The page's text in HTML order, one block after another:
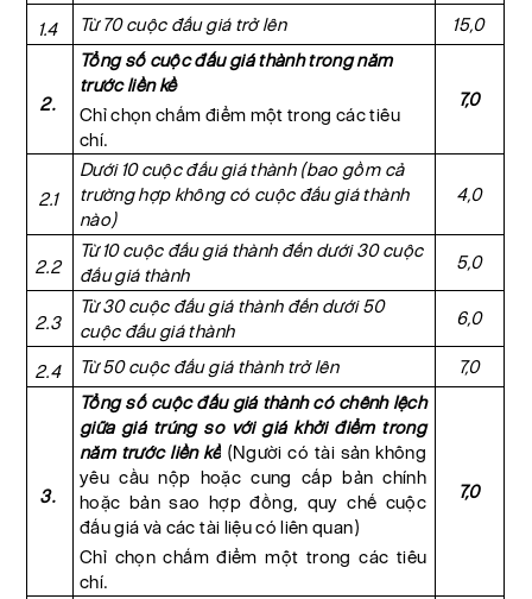
1.4 Từ 70 cuộc đấu giá trở lên 15,0
2.
Tổng số cuộc đấu giá thành trong năm
trước liền kề
Chỉ chọn chấm điểm một trong các tiêu
chí.
7,0
2.1
Dưới 10 cuộc đấu giá thành (bao gồm cả
trường hợp không có cuộc đấu giá thành
nào)
4,0
2.2
Từ 10 cuộc đấu giá thành đến dưới 30 cuộc
đấu giá thành
5,0
2.3
Từ 30 cuộc đấu giá thành đến dưới 50
cuộc đấu giá thành
6,0
2.4 Từ 50 cuộc đấu giá thành trở lên 7,0
3.
Tổng số cuộc đấu giá thành có chênh lệch
giữa giá trúng so với giá khởi điểm trong
năm trước liền kề(Người có tài sản không
yêu cầu nộp hoặc cung cấp bản chính
hoặc bản sao hợp đồng, quy chế cuộc
đấu giá và các tài liệu có liên quan)
Chỉ chọn chấm điểm một trong các tiêu
chí.
7,0